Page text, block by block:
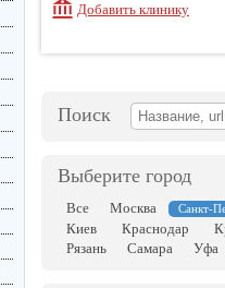
Добавить клинику
Поиск
Выберите город
Все Москва Санкт-
Киев Краснодар
Рязань
Самара Уфа